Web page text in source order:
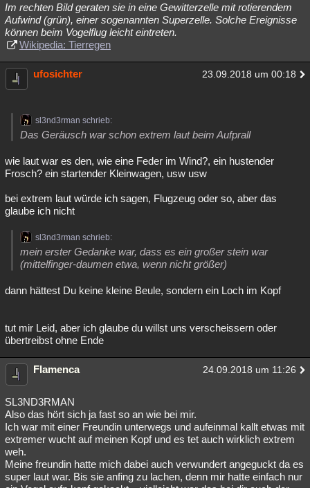
Im rechten Bild geraten sie in eine Gewitterzelle mit rotierendem
Aufwind (grün), einer sogenannten Superzelle. Solche Ereignisse
können beim Vogelflug leicht eintreten.
Wikipedia: Tierregen
ufosichter 23.09.2018 um 00:18
sl3nd3rman schrieb:
Das Geräusch war schon extrem laut beim Aufprall
wie laut war es den, wie eine Feder im Wind?, ein hustender
Frosch? ein startender Kleinwagen, usw usw
bei extrem laut würde ich sagen, Flugzeug oder so, aber das
glaube ich nicht
sl3nd3rman schrieb:
mein erster Gedanke war, dass es ein großer stein war
(mittelfinger-daumen etwa, wenn nicht größer)
dann hättest Du keine kleine Beule, sondern ein Loch im Kopf
tut mir Leid, aber ich glaube du willst uns verscheissern oder
übertreibst ohne Ende
Flamenca 24.09.2018 um 11:26
SL3ND3RMAN
Also das hört sich ja fast so an wie bei mir.
Ich war mit einer Freundin unterwegs und aufeinmal kallt etwas mit
extremer wucht auf meinen Kopf und es tet auch wirklich extrem
weh.
Meine freundin hatte mich dabei auch verwundert angeguckt da es
super laut war. Bis sie anfing zu lachen, denn mir hatte einfach nur